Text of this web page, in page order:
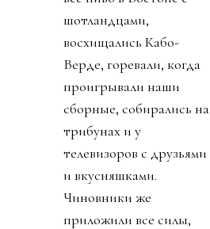
шотландцами,
восхищались Кабо-
Верде, горевали, когда
проигрывали наши
сборные, собирались на
трибунах и у
телевизоров с друзьями
и вкусняшками.
Чиновники же
приложили все силы,